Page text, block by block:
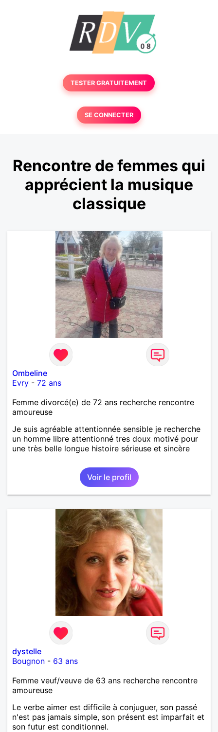
TESTER GRATUITEMENT
SE CONNECTER
Rencontre de femmes qui
apprécient la musique
classique
Ombeline
Evry - 72 ans
Femme divorcé(e) de 72 ans recherche rencontre
amoureuse
Je suis agréable attentionnée sensible je recherche
un homme libre attentionné tres doux motivé pour
une très belle longue histoire sérieuse et sincère
Voir le profil
dystelle
Bougnon - 63 ans
Femme veuf/veuve de 63 ans recherche rencontre
amoureuse
Le verbe aimer est difficile à conjuguer, son passé
n'est pas jamais simple, son présent est imparfait et
son futur est conditionnel.